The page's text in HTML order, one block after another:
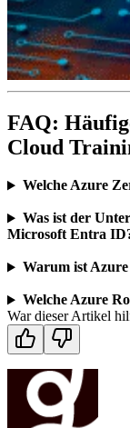
FAQ:
Cloud
Welche Azure
Was ist der
Microsoft Entra
Warum ist
Welche Azure
War dieser Artikel